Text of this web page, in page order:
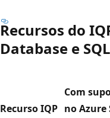
Recursos do
Database e
Recurso IQP
Com
no Azure